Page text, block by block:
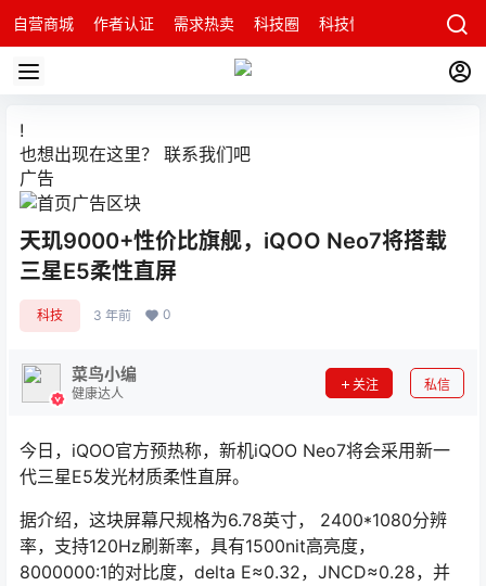
自营商城 作者认证 需求热卖 科技圈 科技快讯 智能科技问
!
也想出现在这里？ 联系我们吧
广告
天玑9000+性价比旗舰，iQOO Neo7将搭载
三星E5柔性直屏
科技 3 年前 0
菜鸟小编
健康达人
关注 私信
今日，iQOO官方预热称，新机iQOO Neo7将会采用新一
代三星E5发光材质柔性直屏。
据介绍，这块屏幕尺规格为6.78英寸， 2400*1080分辨
率，支持120Hz刷新率，具有1500nit高亮度，
8000000:1的对比度，delta E≈0.32，JNCD≈0.28，并